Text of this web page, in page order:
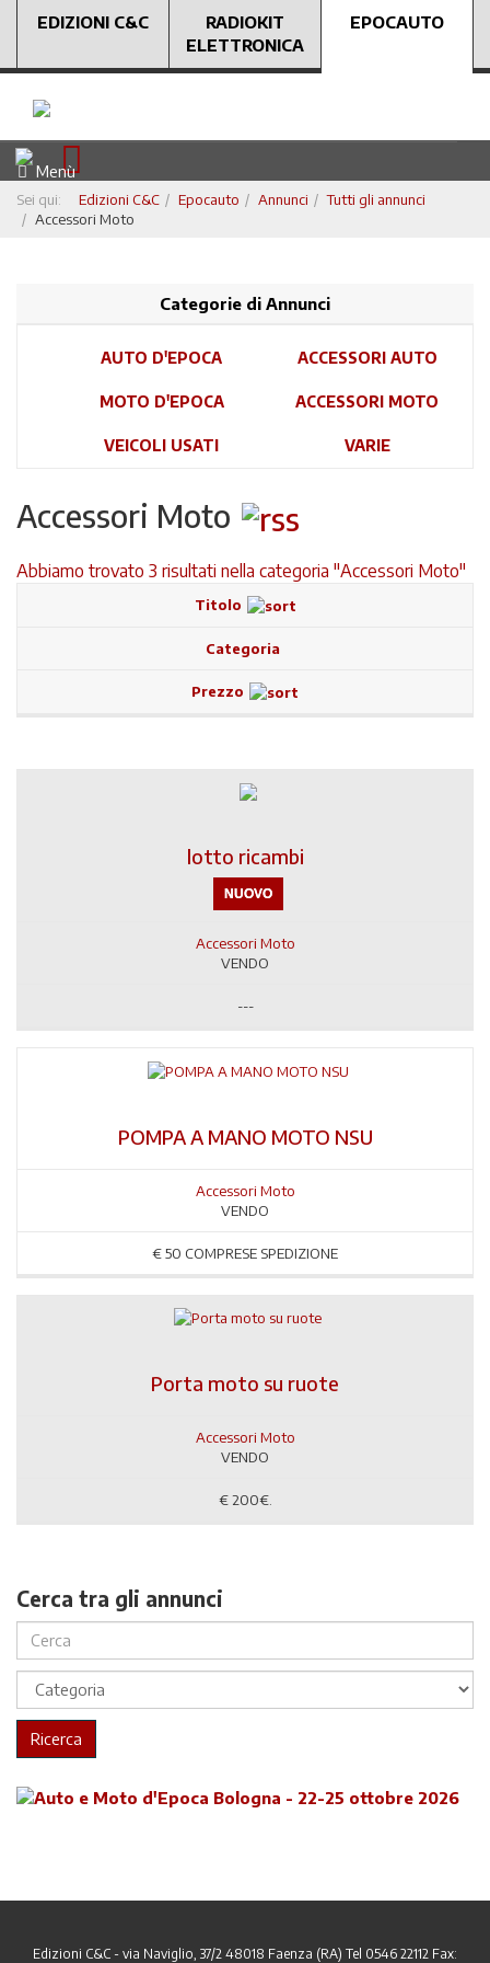
EDIZIONI C&C
RADIOKIT
ELETTRONICA
EPOCAUTO
Menù
Sei qui: Edizioni C&C Epocauto Annunci
Tutti gli annunci
Accessori Moto
Categorie di Annunci
AUTO D'EPOCA ACCESSORI AUTO
MOTO D'EPOCA ACCESSORI MOTO
VEICOLI USATI VARIE
Accessori Moto
Abbiamo trovato 3 risultati nella categoria "Accessori Moto"
Titolo
Categoria
Prezzo
lotto ricambi
NUOVO
Accessori Moto
VENDO
---
POMPA A MANO MOTO NSU
Accessori Moto
VENDO
€50 COMPRESE SPEDIZIONE
Porta moto su ruote
Accessori Moto
VENDO
€ 200€.
Cerca tra gli annunci
Ricerca
Edizioni C&C - via Naviglio, 37/2 48018 Faenza (RA) Tel 0546 22112 Fax: